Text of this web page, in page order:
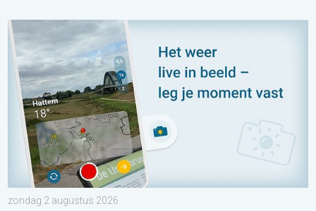
Impressies maken, momenten delen. Deel wat je ziet!. . .
zondag 2 augustus 2026